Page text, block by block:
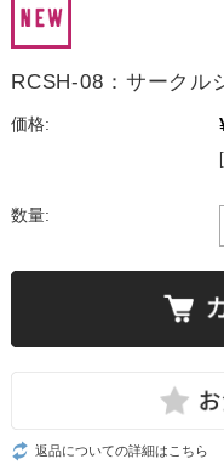
RCSH-08：サークル
価格:
数量:
返品についての詳細はこちら